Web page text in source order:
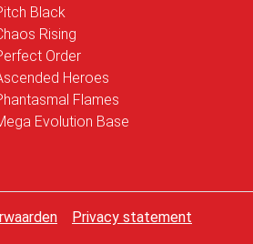
Black
Rising
Order
Heroes
Flames
Evolution Base
Privacy statement